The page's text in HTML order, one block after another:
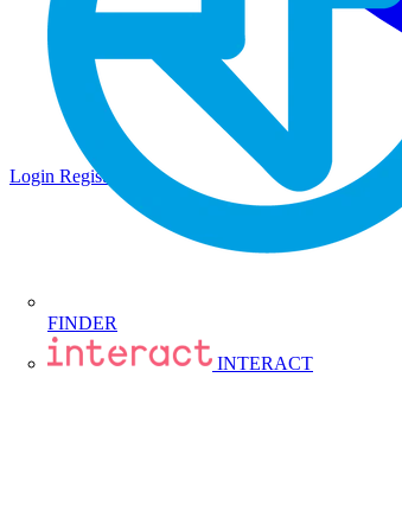
FINDER
INTERACT
Login Registrati